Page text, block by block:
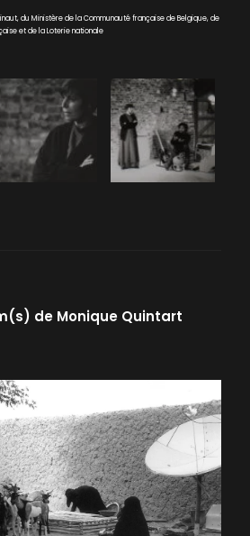
du Ministère de la Communauté française de Belgique, de
et de la Loterie nationale
de Monique Quintart